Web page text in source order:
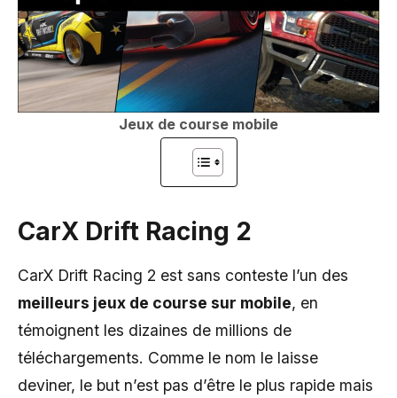
Jeux de course mobile
CarX Drift Racing 2
CarX Drift Racing 2 est sans conteste l’un des
meilleurs jeux de course sur mobile, en
témoignent les dizaines de millions de
téléchargements. Comme le nom le laisse
deviner, le but n’est pas d’être le plus rapide mais